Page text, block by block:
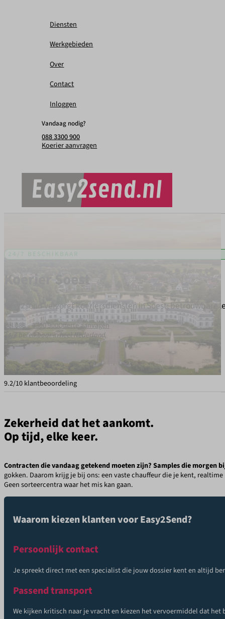
Diensten
Werkgebieden
Over
Contact
Inloggen
Vandaag nodig?
088 3300 900
Koerier aanvragen
Koerier Soest
Easy2send verzorgt koeriersdiensten in Soest;
Bel 088 – 3300 900Offerte aanvagen
24/7 bereikbaar in heel Nederland
9.2/10 klantbeoordeling
Zekerheid dat het aankomt.
Op tijd, elke keer.
Contracten die vandaag getekend moeten zijn? Samples die morgen
gokken. Daarom krijg je bij ons: een vaste chauffeur die je kent,
Geen sorteercentra waar het mis kan gaan.
Waarom kiezen klanten voor Easy2Send?
Persoonlijk contact
Je spreekt direct met een specialist die jouw dossier kent en altijd
Passend transport
We kijken kritisch naar je vracht en kiezen het vervoermiddel dat het